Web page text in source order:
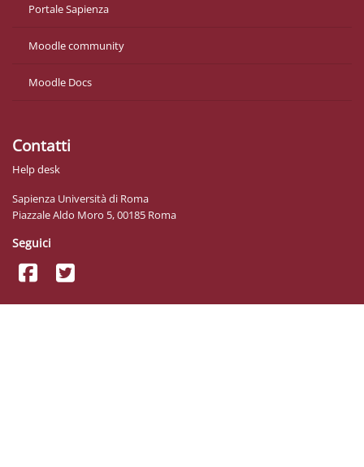
Portale Sapienza
Moodle community
Moodle Docs
Contatti
Help desk
Sapienza Università di Roma
Piazzale Aldo Moro 5, 00185 Roma
Seguici